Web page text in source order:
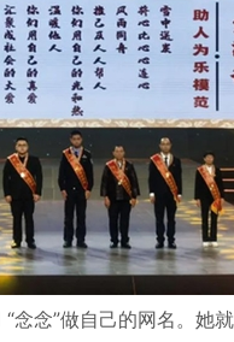
念念”做自己的网名。她